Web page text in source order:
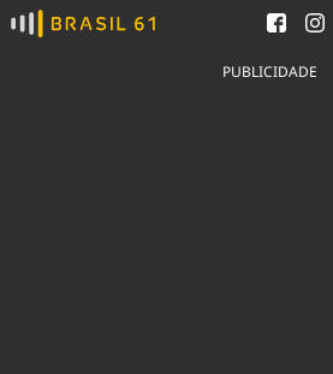
Ver todas as notícias
PUBLICIDADE